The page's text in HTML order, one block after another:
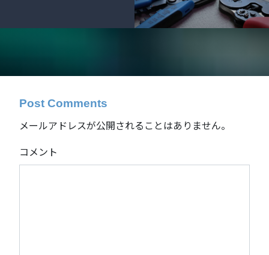
Post Comments
メールアドレスが公開されることはありません。
コメント